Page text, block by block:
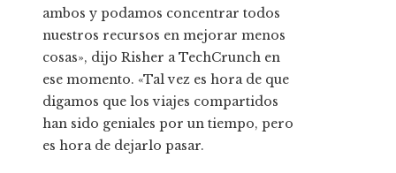
ambos y podamos concentrar todos
nuestros recursos en mejorar menos
cosas», dijo Risher a TechCrunch en
ese momento. «Tal vez es hora de que
digamos que los viajes compartidos
han sido geniales por un tiempo, pero
es hora de dejarlo pasar.